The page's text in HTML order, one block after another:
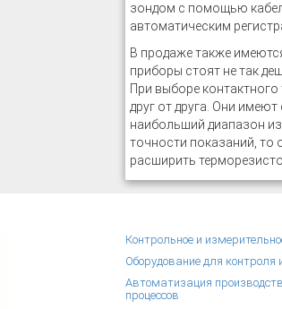
зондом с помощью
автоматическим
В продаже также
приборы стоят не так
При выборе
друг от друга. Они
наибольший диапазон
точности показаний, то
расширить
Контрольное и
Оборудование для контроля
Автоматизация
процессов